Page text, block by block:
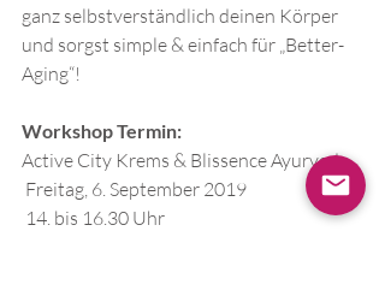
ganz selbstverständlich deinen Körper
und sorgst simple & einfach für „Better-
Aging“!
Workshop Termin:
Active City Krems & Blissence Ayurveda
Freitag, 6. September 2019
14. bis 16.30 Uhr